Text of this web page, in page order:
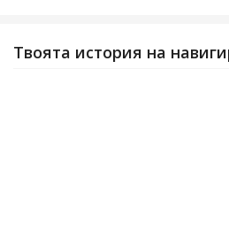
Твоята история на